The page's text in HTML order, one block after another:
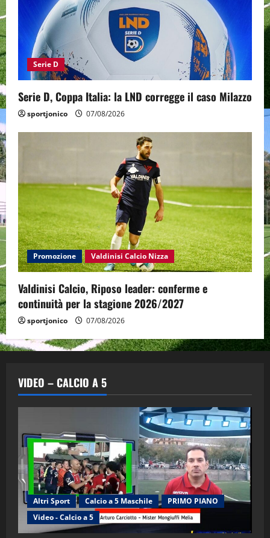
Serie D
Serie D, Coppa Italia: la LND corregge il caso Milazzo
sportjonico 07/08/2026
Promozione Valdinisi Calcio Nizza
Valdinisi Calcio, Riposo leader: conferme e
continuità per la stagione 2026/2027
sportjonico 07/08/2026
VIDEO – CALCIO A 5
Altri Sport Calcio a 5 Maschile
PRIMO PIANO
Video - Calcio a 5